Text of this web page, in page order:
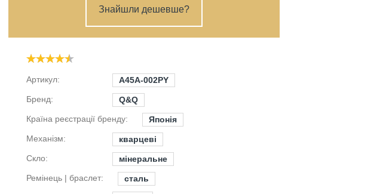
Знайшли дешевше?
Артикул:
A45A-002PY
Бренд:
Q&Q
Країна реєстрації бренду:
Японія
Механізм:
кварцеві
Скло:
мінеральне
Ремінець | браслет:
сталь